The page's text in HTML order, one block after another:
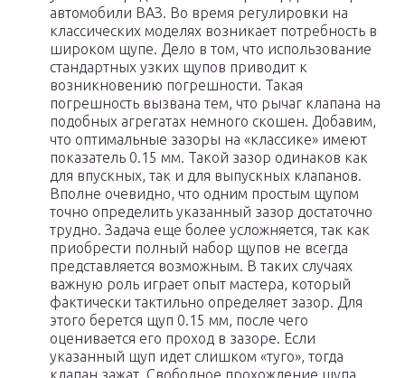
автомобили ВАЗ. Во время регулировки на
классических моделях возникает потребность в
широком щупе. Дело в том, что использование
стандартных узких щупов приводит к
возникновению погрешности. Такая
погрешность вызвана тем, что рычаг клапана на
подобных агрегатах немного скошен. Добавим,
что оптимальные зазоры на «классике» имеют
показатель 0.15 мм. Такой зазор одинаков как
для впускных, так и для выпускных клапанов.
Вполне очевидно, что одним простым щупом
точно определить указанный зазор достаточно
трудно. Задача еще более усложняется, так как
приобрести полный набор щупов не всегда
представляется возможным. В таких случаях
важную роль играет опыт мастера, который
фактически тактильно определяет зазор. Для
этого берется щуп 0.15 мм, после чего
оценивается его проход в зазоре. Если
указанный щуп идет слишком «туго», тогда
клапан зажат. Свободное прохождение щупа